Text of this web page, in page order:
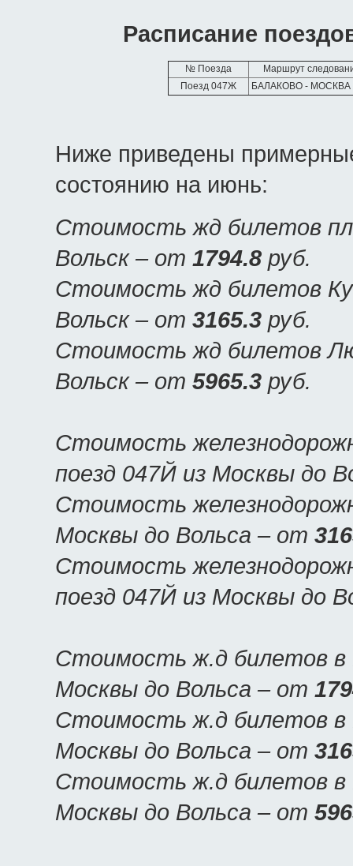
Расписание
№ Поезда
Маршрут
Поезд 047Ж
БАЛАКОВО - МОСКВА
Ниже приведены
состоянию на июнь:
Стоимость жд билетов
Вольск – от 1794.8 руб.
Стоимость жд билетов
Вольск – от 3165.3 руб.
Стоимость жд билетов
Вольск – от 5965.3 руб.
Стоимость
поезд 047Й из Москвы до
Стоимость
Москвы до Вольса – от
Стоимость
поезд 047Й из Москвы до
Стоимость ж.д билетов в
Москвы до Вольса – от
Стоимость ж.д билетов в
Москвы до Вольса – от
Стоимость ж.д билетов в
Москвы до Вольса – от